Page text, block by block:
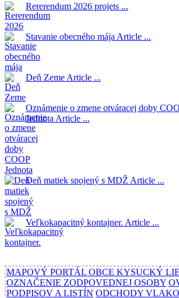
Rererendum 2026 projets ...
Stavanie obecného mája Article ...
Deň Zeme Article ...
Oznámenie o zmene otváracej doby
Jednota Article ...
Deň matiek spojený s MDŽ Article ...
Veľkokapacitný kontajner. Article ...
MAPOVÝ PORTÁL OBCE KYSUCKÝ
OZNAČENIE ZODPOVEDNEJ OSOBY
PODPISOV A LISTÍN ODCHODY